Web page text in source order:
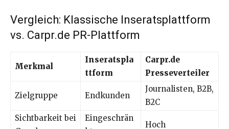
Vergleich: Klassische Inseratsplattform
vs. Carpr.de PR-Plattform
Merkmal
Inseratspla
ttform
Carpr.de
Presseverteiler
Zielgruppe Endkunden
Journalisten, B2B,
B2C
Sichtbarkeit bei
Eingeschrän
Hoch